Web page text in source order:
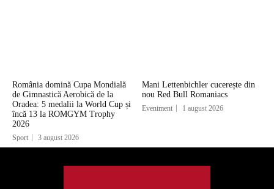
România domină Cupa Mondială
de Gimnastică Aerobică de la
Oradea: 5 medalii la World Cup și
încă 13 la ROMGYM Trophy
2026
Sport 3 august 2026
Mani Lettenbichler cucerește din
nou Red Bull Romaniacs
Eveniment 1 august 2026